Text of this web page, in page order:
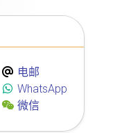
电邮
WhatsApp
微信